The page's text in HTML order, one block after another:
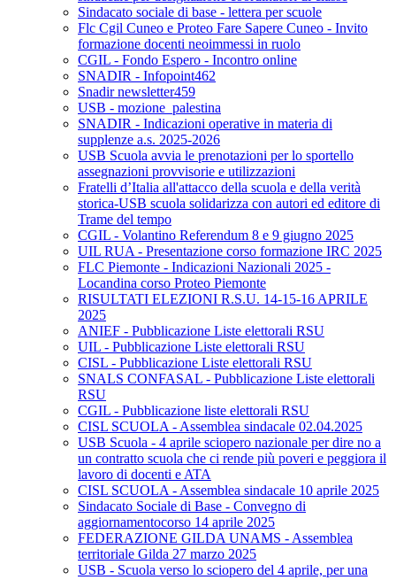
Sindacato sociale di base - lettera per scuole
Flc Cgil Cuneo e Proteo Fare Sapere Cuneo - Invito
formazione docenti neoimmessi in ruolo
CGIL - Fondo Espero - Incontro online
SNADIR - Infopoint462
Snadir newsletter459
USB - mozione_palestina
SNADIR - Indicazioni operative in materia di
supplenze a.s. 2025-2026
USB Scuola avvia le prenotazioni per lo sportello
assegnazioni provvisorie e utilizzazioni
Fratelli d’Italia all'attacco della scuola e della verità
storica-USB scuola solidarizza con autori ed editore di
Trame del tempo
CGIL - Volantino Referendum 8 e 9 giugno 2025
UIL RUA - Presentazione corso formazione IRC 2025
FLC Piemonte - Indicazioni Nazionali 2025 -
Locandina corso Proteo Piemonte
RISULTATI ELEZIONI R.S.U. 14-15-16 APRILE
2025
ANIEF - Pubblicazione Liste elettorali RSU
UIL - Pubblicazione Liste elettorali RSU
CISL - Pubblicazione Liste elettorali RSU
SNALS CONFASAL - Pubblicazione Liste elettorali
RSU
CGIL - Pubblicazione liste elettorali RSU
CISL SCUOLA - Assemblea sindacale 02.04.2025
USB Scuola - 4 aprile sciopero nazionale per dire no a
un contratto scuola che ci rende più poveri e peggiora il
lavoro di docenti e ATA
CISL SCUOLA - Assemblea sindacale 10 aprile 2025
Sindacato Sociale di Base - Convegno di
aggiornamentocorso 14 aprile 2025
FEDERAZIONE GILDA UNAMS - Assemblea
territoriale Gilda 27 marzo 2025
USB - Scuola verso lo sciopero del 4 aprile, per una